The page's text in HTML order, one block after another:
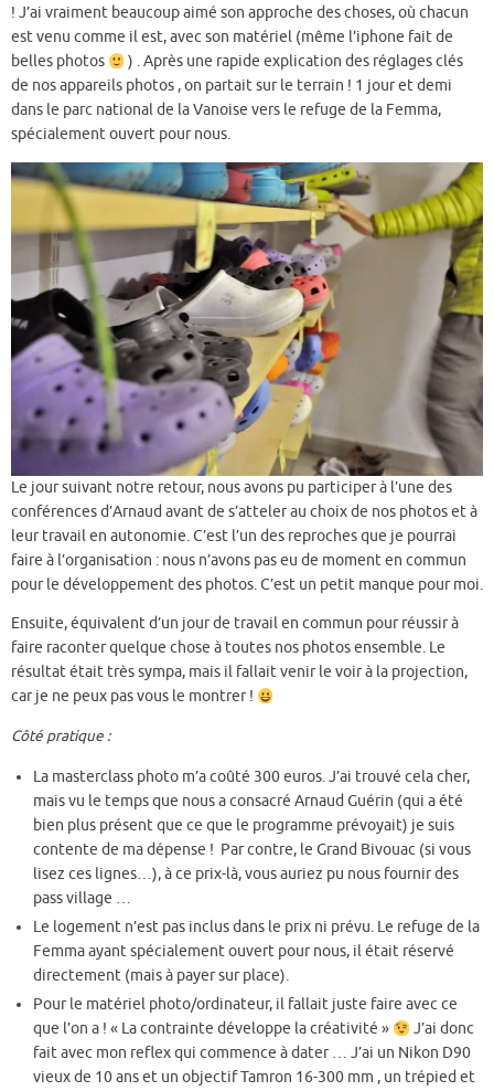
! J’ai vraiment beaucoup aimé son approche des choses, où chacun
est venu comme il est, avec son matériel (même l’iphone fait de
belles photos
) . Après une rapide explication des réglages clés
de nos appareils photos , on partait sur le terrain ! 1 jour et demi
dans le parc national de la Vanoise vers le refuge de la Femma,
spécialement ouvert pour nous.
Le jour suivant notre retour, nous avons pu participer à l’une des
conférences d’Arnaud avant de s’atteler au choix de nos photos et à
leur travail en autonomie. C’est l’un des reproches que je pourrai
faire à l’organisation : nous n’avons pas eu de moment en commun
pour le développement des photos. C’est un petit manque pour moi.
Ensuite, équivalent d’un jour de travail en commun pour réussir à
faire raconter quelque chose à toutes nos photos ensemble. Le
résultat était très sympa, mais il fallait venir le voir à la projection,
car je ne peux pas vous le montrer !
Côté pratique :
La masterclass photo m’a coûté 300 euros. J’ai trouvé cela cher,
mais vu le temps que nous a consacré Arnaud Guérin (qui a été
bien plus présent que ce que le programme prévoyait) je suis
contente de ma dépense ! Par contre, le Grand Bivouac (si vous
lisez ces lignes…), à ce prix-là, vous auriez pu nous fournir des
pass village …
Le logement n’est pas inclus dans le prix ni prévu. Le refuge de la
Femma ayant spécialement ouvert pour nous, il était réservé
directement (mais à payer sur place).
Pour le matériel photo/ordinateur, il fallait juste faire avec ce
que l’on a ! « La contrainte développe la créativité »
J’ai donc
fait avec mon reflex qui commence à dater … J’ai un Nikon D90
vieux de 10 ans et un objectif Tamron 16-300 mm , un trépied et